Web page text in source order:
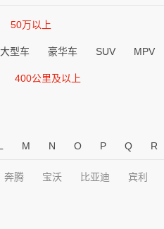
50万以上
型车 豪华车 SUV MPV
400公里及以上
M N O P Q R
奔腾 宝沃 比亚迪 宾利